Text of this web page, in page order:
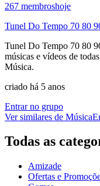
267 membroshoje
Tunel Do Tempo 70 80
Tunel Do Tempo 70 80
músicas e vídeos de
Música.
criado há 5 anos
Entrar no grupo
Ver similares de Música
Todas as
Amizade
Ofertas e